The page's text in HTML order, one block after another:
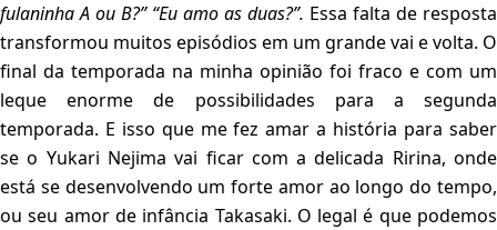
fulaninha A ou B?” “Eu amo as duas?”. Essa falta de resposta
transformou muitos episódios em um grande vai e volta. O
final da temporada na minha opinião foi fraco e com um
leque enorme de possibilidades para a segunda
temporada. E isso que me fez amar a história para saber
se o Yukari Nejima vai ficar com a delicada Ririna, onde
está se desenvolvendo um forte amor ao longo do tempo,
ou seu amor de infância Takasaki. O legal é que podemos